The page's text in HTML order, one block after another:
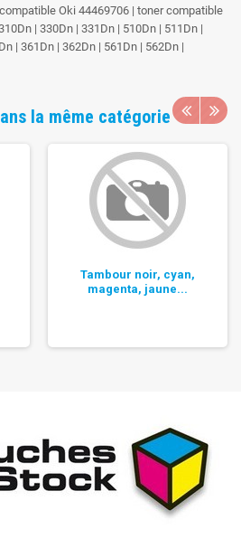
Oki 44469706 | toner compatible
| 330Dn | 331Dn | 510Dn | 511Dn |
| 361Dn | 362Dn | 561Dn | 562Dn |
la même catégorie
Tambour noir, cyan,
magenta, jaune...